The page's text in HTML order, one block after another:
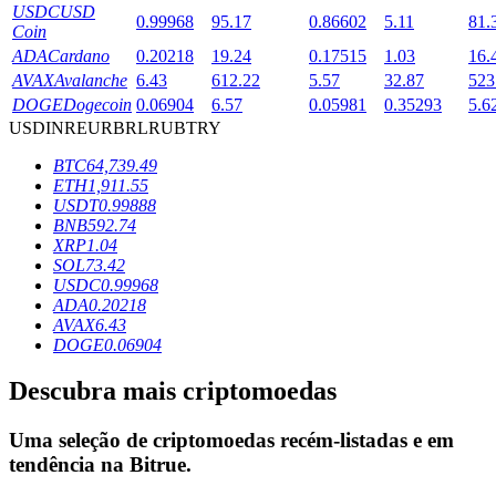
Bloqueios de BTR
Investimentos exclusivos para titulares de BTR
Empréstimos
USDCUSD
Coin
0.99968 95.17 0.86602 5.11
ADACardano 0.20218 19.24 0.17515 1.03
AVAXAvalanche 6.43 612.22 5.57 32.87
DOGEDogecoin 0.06904 6.57 0.05981 0.35293
USDINREURBRLRUBTRY
BTC64,739.49
ETH1,911.55
USDT0.99888
BNB592.74
XRP1.04
SOL73.42
USDC0.99968
ADA0.20218
AVAX6.43
DOGE0.06904
Descubra mais criptomoedas
Uma seleção de criptomoedas recém-listadas e em
tendência na Bitrue.